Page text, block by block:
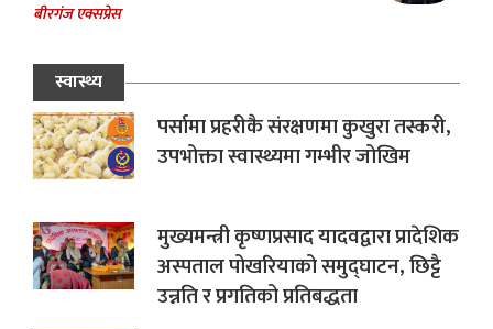
बीरगंज एक्सप्रेस
स्वास्थ्य
पर्सामा प्रहरीकै संरक्षणमा कुखुरा तस्करी,
उपभोक्ता स्वास्थ्यमा गम्भीर जोखिम
मुख्यमन्त्री कृष्णप्रसाद यादवद्वारा प्रादेशिक
अस्पताल पोखरियाको समुद्घाटन, छिट्टै
उन्नति र प्रगतिको प्रतिबद्धता